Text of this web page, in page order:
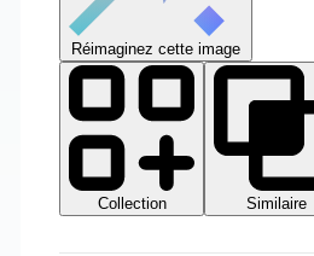
Réimaginez cette image
Collection
Similaire